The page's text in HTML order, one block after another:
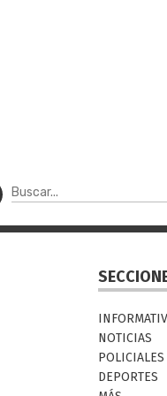
NOTICIAS
POLICIALES
DEPORTES